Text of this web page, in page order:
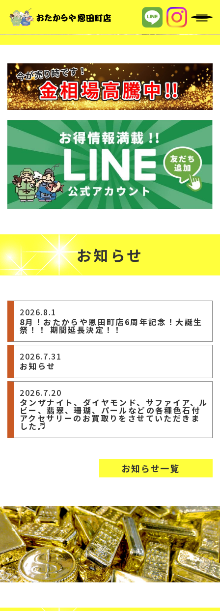
お知らせ
2026.8.1
8月！おたからや恩田町店6周年記念！大誕生
祭！！ 期間延長決定！！
2026.7.31
お知らせ
2026.7.20
タンザナイト、ダイヤモンド、サファイア、ル
ビー、翡翠、珊瑚、パールなどの各種色石付
アクセサリーのお買取りをさせていただきま
した♬
お知らせ一覧